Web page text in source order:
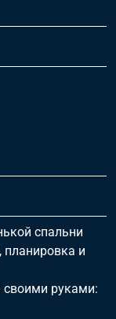
спальни
планировка и
руками: